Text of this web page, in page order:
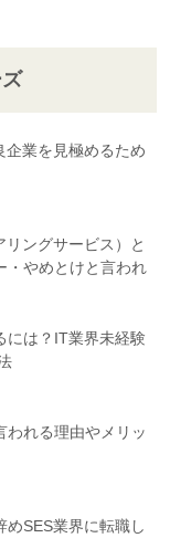
企業を見極めるため
ングサービス）と
・やめとけと言われ
には？IT業界未経験
われる理由やメリッ
SES業界に転職し